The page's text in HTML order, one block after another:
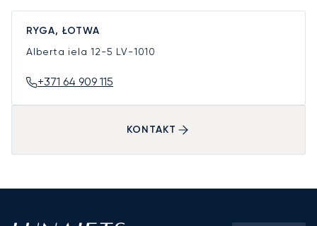
RYGA, ŁOTWA
Alberta iela 12-5 LV-1010
+371 64 909 115
KONTAKT